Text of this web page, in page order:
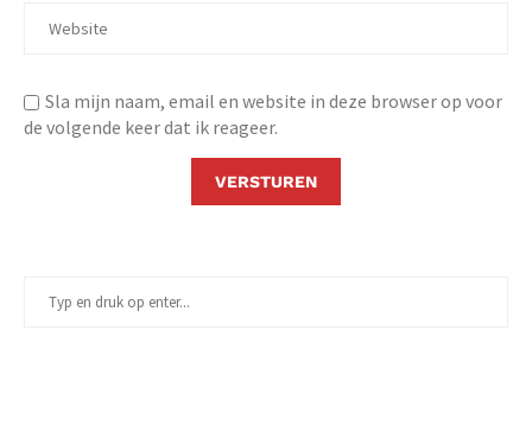
Sla mijn naam, email en website in deze browser op voor
de volgende keer dat ik reageer.